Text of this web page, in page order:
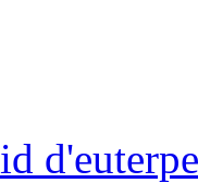
d'euterpe